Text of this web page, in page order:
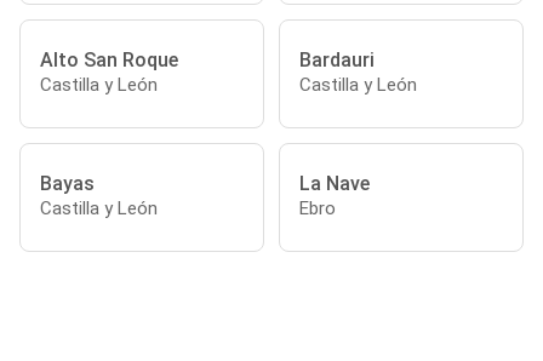
Alto San Roque
Castilla y León
Bardauri
Castilla y León
Bayas
Castilla y León
La Nave
Ebro